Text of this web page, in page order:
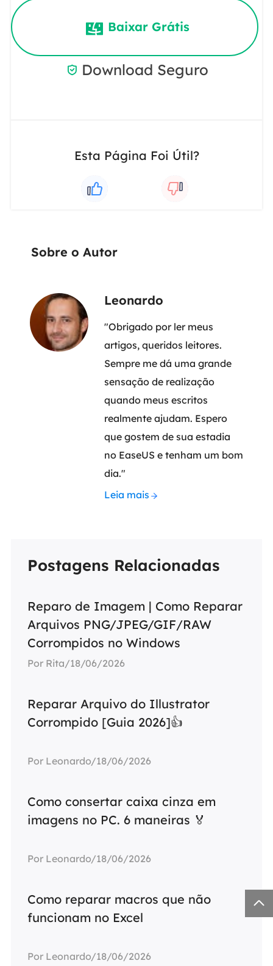
Baixar Grátis
 Download Seguro
Esta Página Foi Útil?
Sobre o Autor
Leonardo
"Obrigado por ler meus
artigos, queridos leitores.
Sempre me dá uma grande
sensação de realização
quando meus escritos
realmente ajudam. Espero
que gostem de sua estadia
no EaseUS e tenham um bom
dia."
Leia mais
Postagens Relacionadas
Reparo de Imagem | Como Reparar
Arquivos PNG/JPEG/GIF/RAW
Corrompidos no Windows
Por Rita/18/06/2026
Reparar Arquivo do Illustrator
Corrompido [Guia 2026]👍
Por Leonardo/18/06/2026
Como consertar caixa cinza em
imagens no PC. 6 maneiras 🏅
Por Leonardo/18/06/2026
Como reparar macros que não
funcionam no Excel
Por Leonardo/18/06/2026
